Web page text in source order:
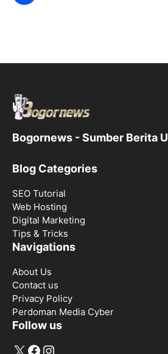
Bogornews - Sumber Berita
Blog Categories
SEO Tutorial
Web Hosting
Digital Marketing
Tips & Tricks
Navigations
About Us
Contact us
Privacy Policy
Perdoman Media Cyber
Follow us
X Facebook
Instagram